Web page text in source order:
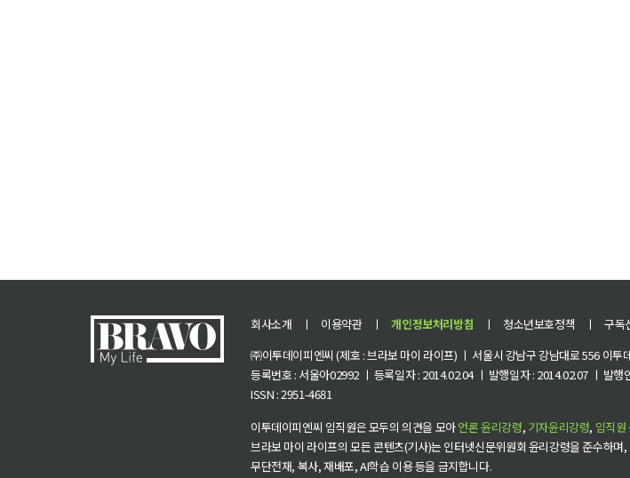
회사소개 ㅣ 이용약관 ㅣ 개인정보처리방침 ㅣ 청소년보호정책 ㅣ 구독
㈜이투데이피엔씨 (제호 : 브라보 마이 라이프) ㅣ 서울시 강남구 강남대로 556 이
등록번호 : 서울아02992 ㅣ 등록일자 : 2014.02.04 ㅣ 발행일자 : 2014.02.07 ㅣ 발
ISSN : 2951-4681
이투데이피엔씨 임직원은 모두의 의견을 모아언론 윤리강령, 기자윤리강령, 임직원
브라보 마이 라이프의 모든 콘텐츠(기사)는 인터넷신문위원회 윤리강령을 준수하며
무단전재, 복사, 재배포, AI학습 이용 등을 금지합니다.